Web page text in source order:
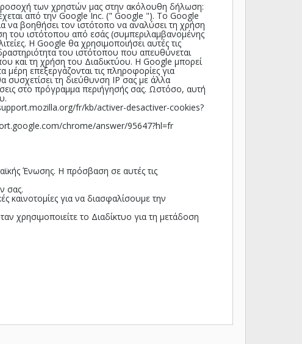
των χρηστών μας στην ακόλουθη δήλωση:
από την Google Inc. (" Google "). Το Google
να βοηθήσει τον ιστότοπο να αναλύσει τη χρήση
του ιστότοπου από εσάς (συμπεριλαμβανομένης
Η Google θα χρησιμοποιήσει αυτές τις
του ιστότοπου που απευθύνεται
και τη χρήση του Διαδικτύου. Η Google μπορεί
μέρη επεξεργάζονται τις πληροφορίες για
τη διεύθυνση IP σας με άλλα
στο πρόγραμμα περιήγησής σας. Ωστόσο, αυτή
fr/kb/activer-desactiver-cookies?
chrome/answer/95647?hl=fr
Ένωσης. Η πρόσβαση σε αυτές τις
σας.
καινοτομίες για να διασφαλίσουμε την
χρησιμοποιείτε το Διαδίκτυο για τη μετάδοση